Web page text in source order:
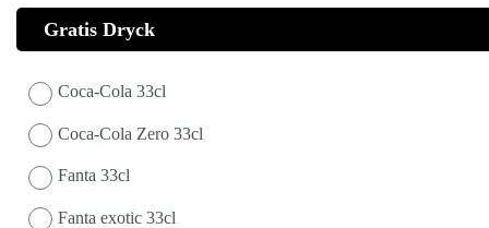
Gratis Dryck
Coca-Cola 33cl
Coca-Cola Zero 33cl
Fanta 33cl
Fanta exotic 33cl